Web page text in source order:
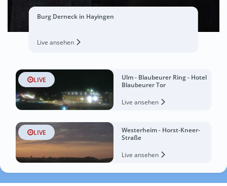
Burg Derneck in Hayingen
Live ansehen
LIVE
Ulm - Blaubeurer Ring - Hotel
Blaubeurer Tor
Live ansehen
LIVE
Westerheim - Horst-Kneer-
Straße
Live ansehen